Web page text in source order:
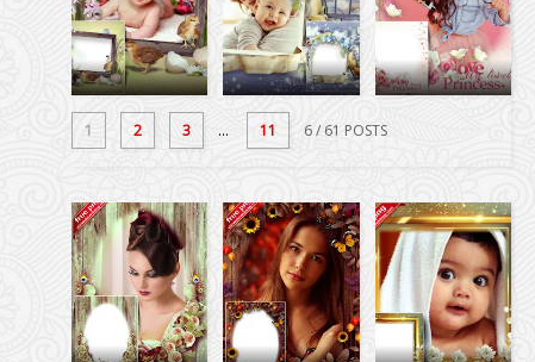
1 2 3 ... 11 6/ 61 POSTS